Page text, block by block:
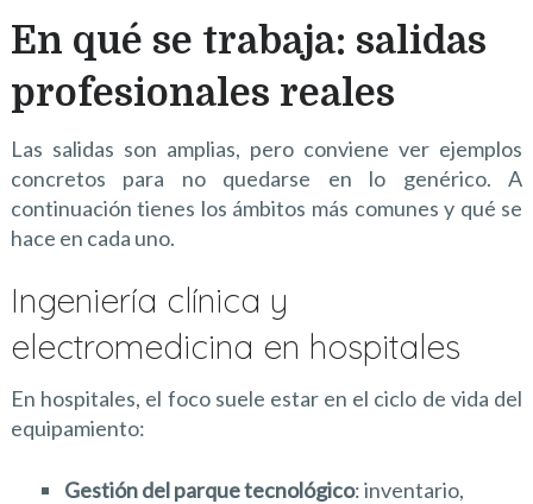
En qué se trabaja: salidas
profesionales reales
Las salidas son amplias, pero conviene ver ejemplos
concretos para no quedarse en lo genérico. A
continuación tienes los ámbitos más comunes y qué se
hace en cada uno.
Ingeniería clínica y
electromedicina en hospitales
En hospitales, el foco suele estar en el ciclo de vida del
equipamiento:
Gestión del parque tecnológico: inventario,